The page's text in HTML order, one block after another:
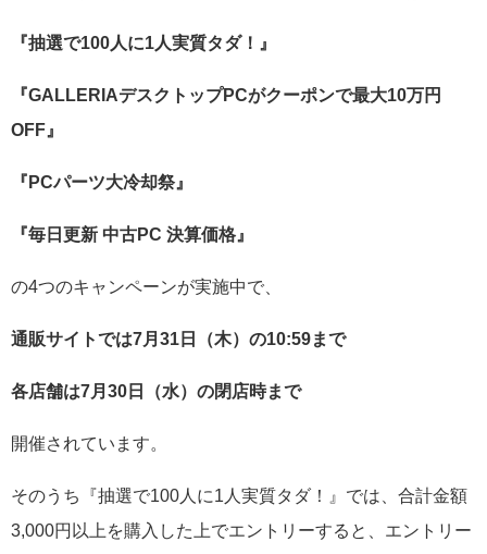
『抽選で100人に1人実質タダ！』
『GALLERIAデスクトップPCがクーポンで最大10万円
OFF』
『PCパーツ大冷却祭』
『毎日更新 中古PC 決算価格』
の4つのキャンペーンが実施中で、
通販サイトでは7月31日（木）の10:59まで
各店舗は7月30日（水）の閉店時まで
開催されています。
そのうち『抽選で100人に1人実質タダ！』では、合計金額
3,000円以上を購入した上でエントリーすると、エントリー